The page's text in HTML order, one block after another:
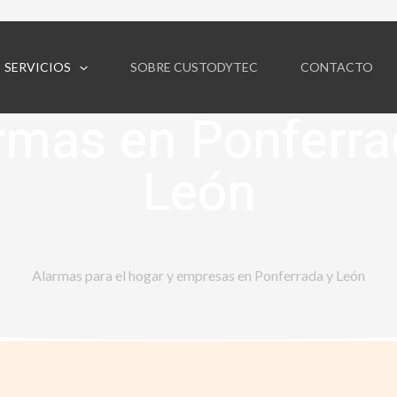
SERVICIOS SOBRE CUSTODYTEC CONTACTO
Alarmas para el hogar y empresas en Ponferrada y León